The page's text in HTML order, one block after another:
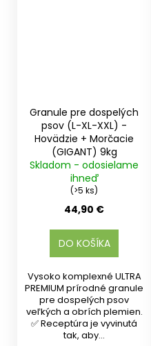
Granule pre dospelých
psov (L-XL-XXL) -
Hovädzie + Morčacie
(GIGANT) 9kg
Skladom - odosielame
ihneď
(>5 ks)
44,90 €
DO KOŠÍKA
Vysoko komplexné ULTRA
PREMIUM prírodné granule
pre dospelých psov
veľkých a obrích plemien.
✅ Receptúra je vyvinutá
tak, aby...